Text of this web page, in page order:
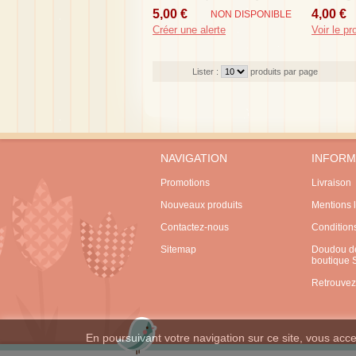
5,00 € NON DISPONIBLE
Créer une alerte
Blanc
4,00 €
Voir le
Lister : produits par page
NAVIGATION
Promotions
Nouveaux produits
Contactez-nous
Sitemap
Livraison
Mentions
Doudou
boutique
En poursuivant votre navigation sur ce site, vous